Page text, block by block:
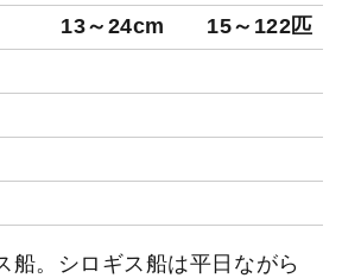
13～24cm 15～122匹
船。シロギス船は平日ながら